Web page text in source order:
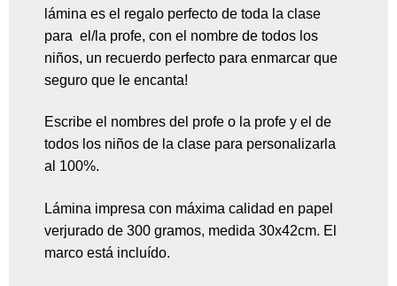
lámina es el regalo perfecto de toda la clase
para el/la profe, con el nombre de todos los
niños, un recuerdo perfecto para enmarcar que
seguro que le encanta!
Escribe el nombres del profe o la profe y el de
todos los niños de la clase para personalizarla
al 100%.
Lámina impresa con máxima calidad en papel
verjurado de 300 gramos, medida 30x42cm. El
marco está incluído.